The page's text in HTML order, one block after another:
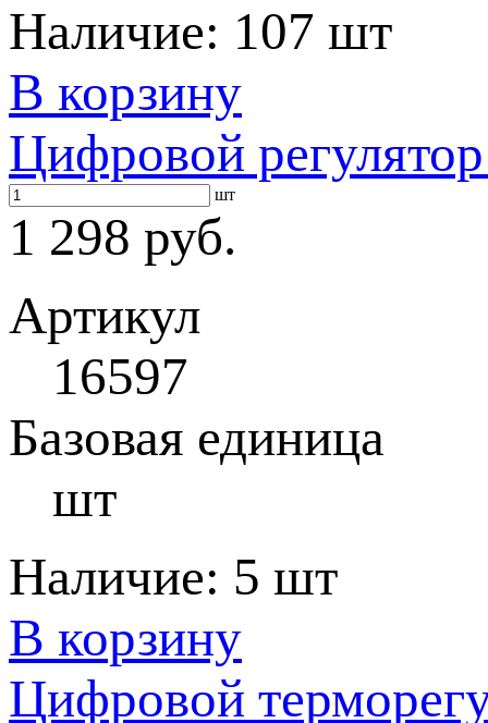
Наличие: 107 шт
В корзину
Цифровой
шт
1 298 руб.
Артикул
16597
Базовая единица
шт
Наличие: 5 шт
В корзину
Цифровой